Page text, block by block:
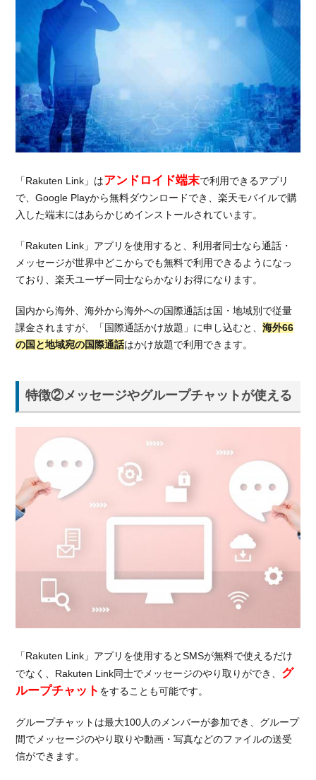
手順
号を取
得する
5.2.
手順
②公
式サ
イト
楽天
モバ
イル
を申
む
5.3.
③初
期設
定を
する
他
社
安
と
楽
天
す
月額
料金
較す
る
6.2.
「Rakuten Link」はアンドロイド端末で利用できるアプリ
で、Google Playから無料ダウンロードでき、楽天モバイルで購
入した端末にはあらかじめインストールされています。
「Rakuten Link」アプリを使用すると、利用者同士なら通話・
メッセージが世界中どこからでも無料で利用できるようになっ
ており、楽天ユーザー同士ならかなりお得になります。
国内から海外、海外から海外への国際通話は国・地域別で従量
課金されますが、「国際通話かけ放題」に申し込むと、海外66
の国と地域宛の国際通話はかけ放題で利用できます。
特徴②メッセージやグループチャットが使える
「Rakuten Link」アプリを使用するとSMSが無料で使えるだけ
でなく、Rakuten Link同士でメッセージのやり取りができ、 グ
ループチャット をすることも可能です。
グループチャットは最大100人のメンバーが参加でき、グループ
間でメッセージのやり取りや動画・写真などのファイルの送受
信ができます。